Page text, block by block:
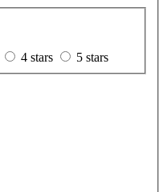
4 stars
5 stars